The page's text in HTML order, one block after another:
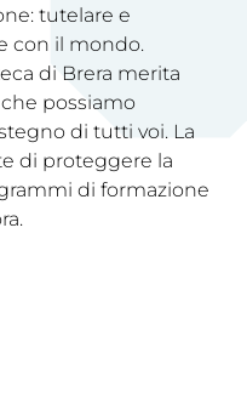
tutelare e
con il mondo.
di Brera merita
possiamo
di tutti voi. La
di proteggere la
di formazione